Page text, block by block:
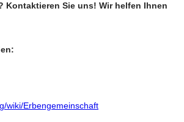
Kontaktieren Sie uns! Wir helfen Ihnen
wiki/Erbengemeinschaft